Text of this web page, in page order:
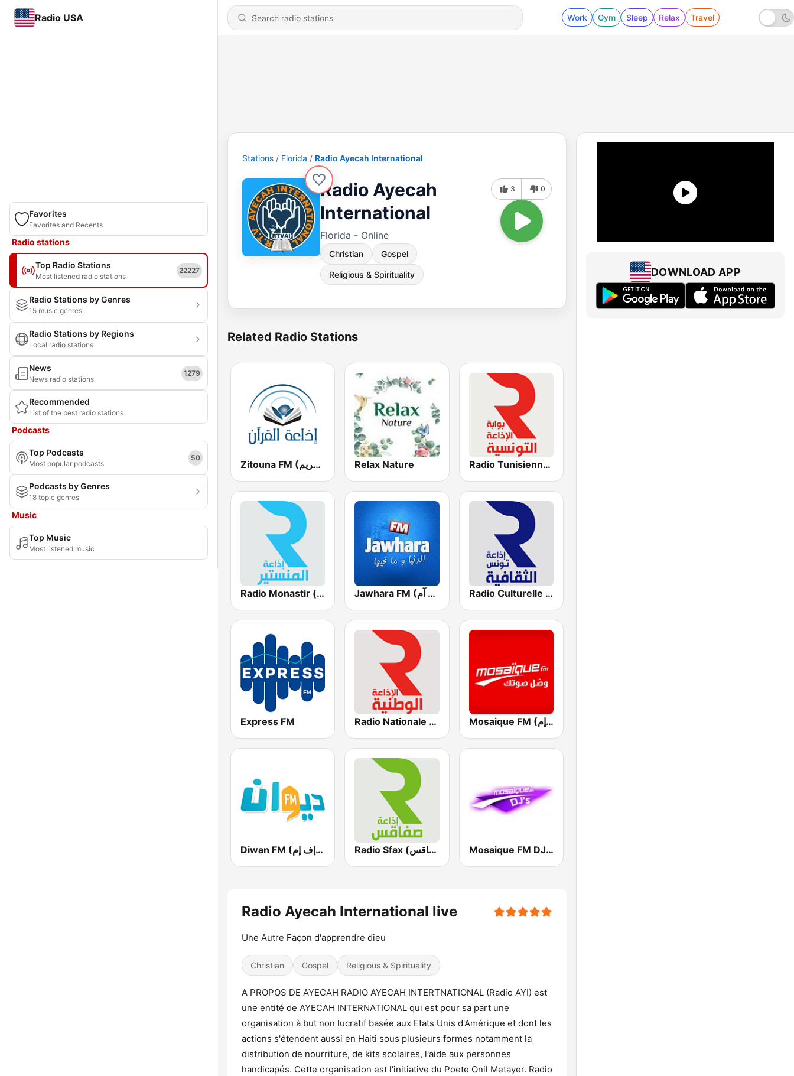
Radio USA Work Gym Sleep Relax Travel
Favorites
Favorites and Recents
Radio stations
Top Radio Stations
Most listened radio stations
22227
Radio Stations by Genres
15 music genres
Radio Stations by Regions
Local radio stations
News
News radio stations
1279
Recommended
List of the best radio stations
Podcasts
Top Podcasts
Most popular podcasts
50
Podcasts by Genres
18 topic genres
Music
Top Music
Most listened music
Stations Florida Radio Ayecah International
Radio Ayecah
International
Florida - Online
Christian Gospel
Religious & Spirituality
3 0
Related Radio Stations
Zitouna FM (إذاعة الزيتونة للقرآن الكريم) Relax Nature Radio Tunisienne (الإذاعة الوطنية)
Radio Monastir (إذاعة المنستير) Jawhara FM (جوهرة أف آم) Radio Culturelle Tunisie (إذاعة تونس الثقافية )
Express FM Radio Nationale (الإذاعة الوطنية) Mosaique FM (موزاييك إف إم)
Diwan FM (ديوان إف إم) Radio Sfax (إذاعة صفاقس) Mosaique FM DJ (موزاييك إف إم)
Radio Ayecah International live
Une Autre Façon d'apprendre dieu
Christian Gospel Religious & Spirituality
A PROPOS DE AYECAH RADIO AYECAH INTERTNATIONAL (Radio AYI) est
une entité de AYECAH INTERNATIONAL qui est pour sa part une
organisation à but non lucratif basée aux Etats Unis d'Amérique et dont les
actions s'étendent aussi en Haiti sous plusieurs formes notamment la
distribution de nourriture, de kits scolaires, l'aide aux personnes
handicapés. Cette organisation est l'initiative du Poete Onil Metayer. Radio
DOWNLOAD APP